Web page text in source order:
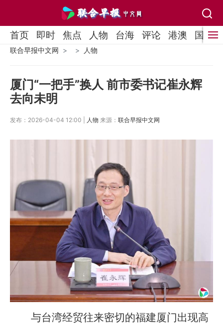
首页 即时 焦点 人物 台海 评论 港澳 国际
联合早报中文网 人物
厦门“一把手”换人 前市委书记崔永辉
去向未明
发布：2026-04-04 12:00 | 人物 来源： 联合早报中文网
与台湾经贸往来密切的福建厦门出现高